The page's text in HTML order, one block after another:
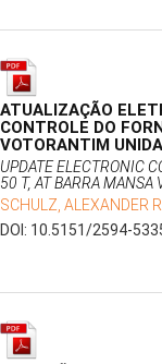
ATUALIZAÇÃO
CONTROLE DO
VOTORANTIM
UPDATE ELECTRONIC
50 T, AT BARRA MANSA
SCHULZ, ALEXANDER
DOI: 10.5151/2594-